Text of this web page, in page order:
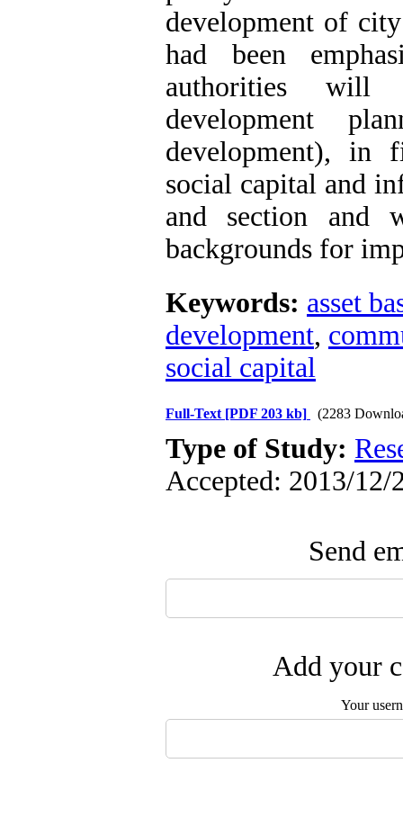
development of
had been
authorities will
development
development), in
social capital and
and section and
backgrounds for
Keywords: asset
development,
social capital
Full-Text [PDF 203 kb] (2283
Type of Study:
Accepted: 2013/12/
Send
Add your
Your